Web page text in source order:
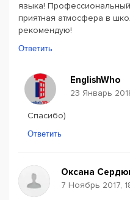
языка!
приятная атмосфера в
рекомендую!
Ответить
EnglishWho
23 Январь
Спасибо)
Ответить
Оксана
7 Ноябрь 2017,